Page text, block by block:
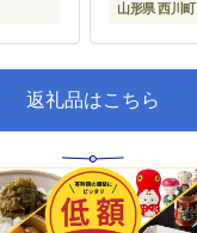
山形県 西川町
返礼品はこちら